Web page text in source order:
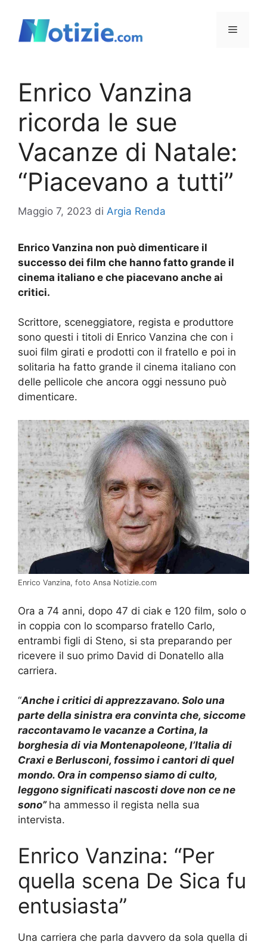
contenuto
Menu
Enrico Vanzina
ricorda le sue
Vacanze di Natale:
“Piacevano a tutti”
Maggio 7, 2023 di Argia Renda
Enrico Vanzina non può dimenticare il
successo dei film che hanno fatto grande il
cinema italiano e che piacevano anche ai
critici.
Scrittore, sceneggiatore, regista e produttore
sono questi i titoli di Enrico Vanzina che con i
suoi film girati e prodotti con il fratello e poi in
solitaria ha fatto grande il cinema italiano con
delle pellicole che ancora oggi nessuno può
dimenticare.
Enrico Vanzina, foto Ansa Notizie.com
Ora a 74 anni, dopo 47 di ciak e 120 film, solo o
in coppia con lo scomparso fratello Carlo,
entrambi figli di Steno, si sta preparando per
ricevere il suo primo David di Donatello alla
carriera.
“Anche i critici di apprezzavano. Solo una
parte della sinistra era convinta che, siccome
raccontavamo le vacanze a Cortina, la
borghesia di via Montenapoleone, l’Italia di
Craxi e Berlusconi, fossimo i cantori di quel
mondo. Ora in compenso siamo di culto,
leggono significati nascosti dove non ce ne
sono” ha ammesso il regista nella sua
intervista.
Enrico Vanzina: “Per
quella scena De Sica fu
entusiasta”
Una carriera che parla davvero da sola quella di